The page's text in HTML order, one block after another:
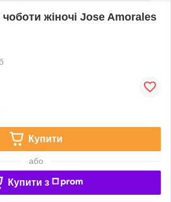
жіночі Jose Amorales
Купити
або
Купити з